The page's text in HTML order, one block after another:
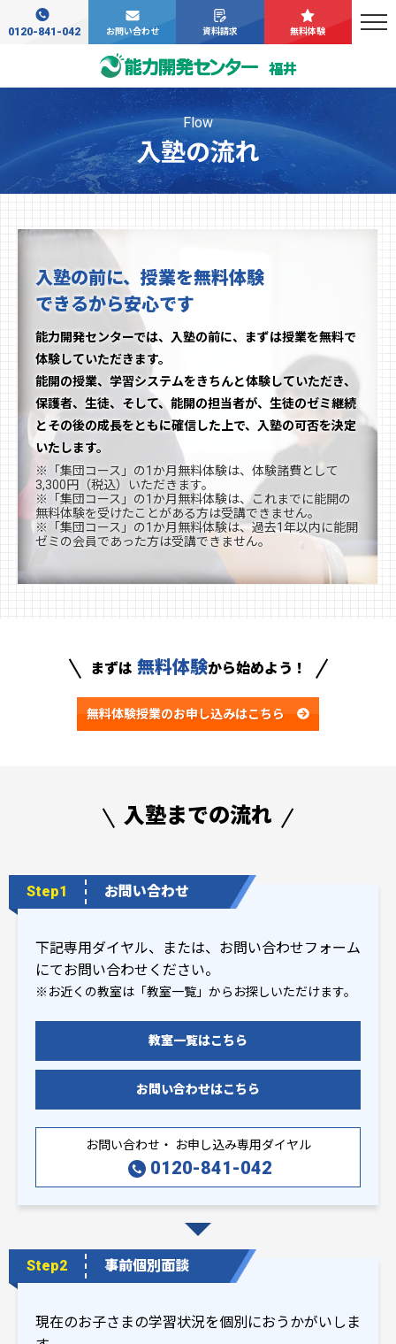
福井
0120-841-042 お問い合わせ 資料請求 無料体験
Flow
入塾の流れ
入塾の前に、授業を無料体験
できるから安心です
能力開発センターでは、入塾の前に、まずは授業を無料で
体験していただきます。
能開の授業、学習システムをきちんと体験していただき、
保護者、生徒、そして、能開の担当者が、生徒のゼミ継続
とその後の成長をともに確信した上で、入塾の可否を決定
いたします。
※「集団コース」の1か月無料体験は、体験諸費として
3,300円（税込）いただきます。
※「集団コース」の1か月無料体験は、これまでに能開の
無料体験を受けたことがある方は受講できません。
※「集団コース」の1か月無料体験は、過去1年以内に能開
ゼミの会員であった方は受講できません。
まずは 無料体験から始めよう！
無料体験授業のお申し込みはこちら
入塾までの流れ
Step1 お問い合わせ
下記専用ダイヤル、または、お問い合わせフォーム
にてお問い合わせください。
※お近くの教室は「教室一覧」からお探しいただけます。
教室一覧はこちら
お問い合わせはこちら
お問い合わせ・ お申し込み専用ダイヤル
0120-841-042
Step2 事前個別面談
現在のお子さまの学習状況を個別におうかがいしま